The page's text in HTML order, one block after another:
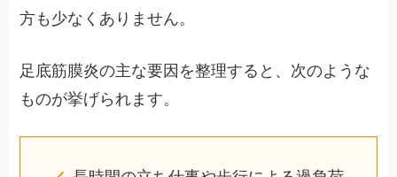
方も少なくありません。
足底筋膜炎の主な要因を整理すると、次のような
ものが挙げられます。